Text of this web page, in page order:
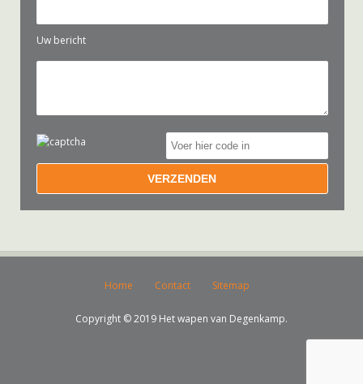
Uw bericht
Home Contact Sitemap
Copyright © 2019 Het wapen van Degenkamp.